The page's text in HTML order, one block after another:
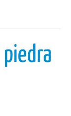
piedra